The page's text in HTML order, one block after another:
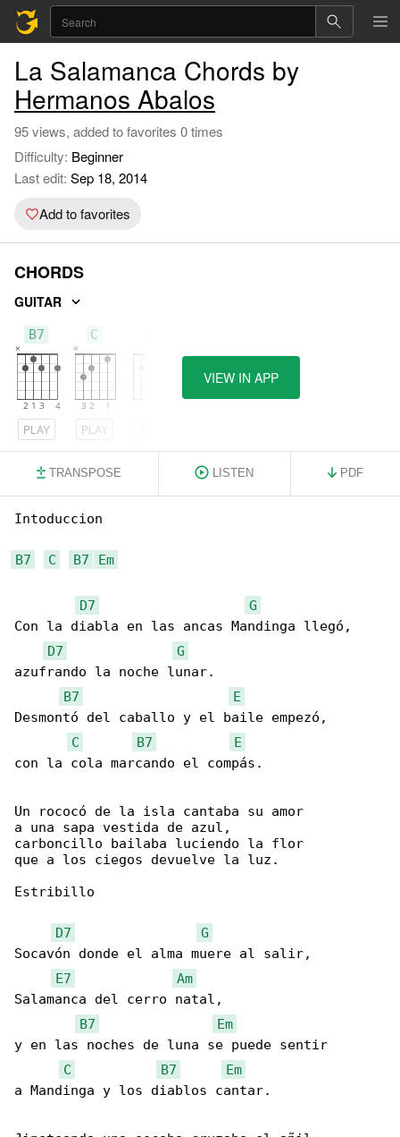
La Salamanca Chords by
Hermanos Abalos
95 views, added to favorites 0 times
Difficulty: Beginner
Last edit: Sep 18, 2014
Add to favorites
CHORDS
GUITAR
B7
PLAY
C
PLAY
VIEW IN APP
TRANSPOSE LISTEN PDF
Intoduccion
B7 C B7 Em
D7
G
Con la diabla en las ancas Mandinga llegó,
D7
G
azufrando la noche lunar.
B7
E
Desmontó del caballo y el baile empezó,
C
B7
E
con la cola marcando el compás.
Un rococó de la isla cantaba su amor
a una sapa vestida de azul,
carboncillo bailaba luciendo la flor
que a los ciegos devuelve la luz.
Estribillo
D7
G
Socavón donde el alma muere al salir,
E7
Am
Salamanca del cerro natal,
B7
Em
y en las noches de luna se puede sentir
C
B7
Em
a Mandinga y los diablos cantar.